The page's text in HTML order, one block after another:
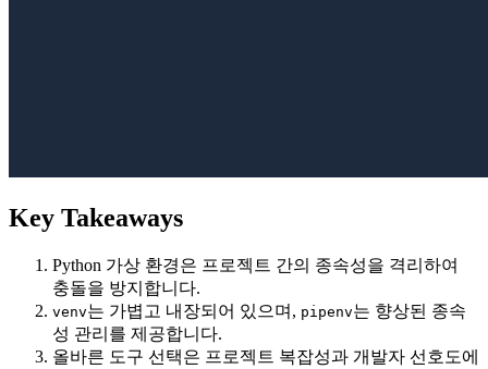
Key Takeaways
Python 가상 환경은 프로젝트 간의 종속성을 격리하여
충돌을 방지합니다.
venv는 가볍고 내장되어 있으며, pipenv는 향상된 종속
성 관리를 제공합니다.
올바른 도구 선택은 프로젝트 복잡성과 개발자 선호도에